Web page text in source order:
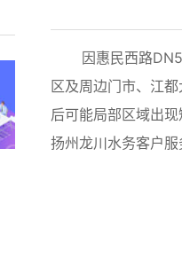
因惠民西路
区及周边门市、江
后可能局部区域出
扬州龙川水务客户